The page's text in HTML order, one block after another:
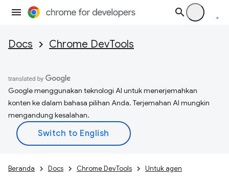
Docs Chrome DevTools
Google menggunakan teknologi AI untuk menerjemahkan
konten ke dalam bahasa pilihan Anda. Terjemahan AI mungkin
mengandung kesalahan.
Beranda Docs Chrome DevTools Untuk agen